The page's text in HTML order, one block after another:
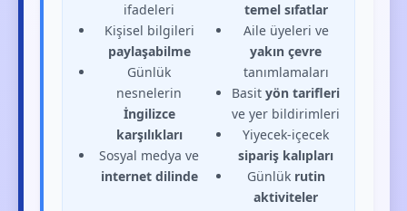
ifadeleri
Kişisel bilgileri
paylaşabilme
Günlük
nesnelerin
İngilizce
karşılıkları
Sosyal medya ve
internet dilinde
temel sıfatlar
Aile üyeleri ve
yakın çevre
tanımlamaları
Basityön tarifleri
ve yer bildirimleri
Yiyecek-içecek
sipariş kalıpları
Günlük rutin
aktiviteler